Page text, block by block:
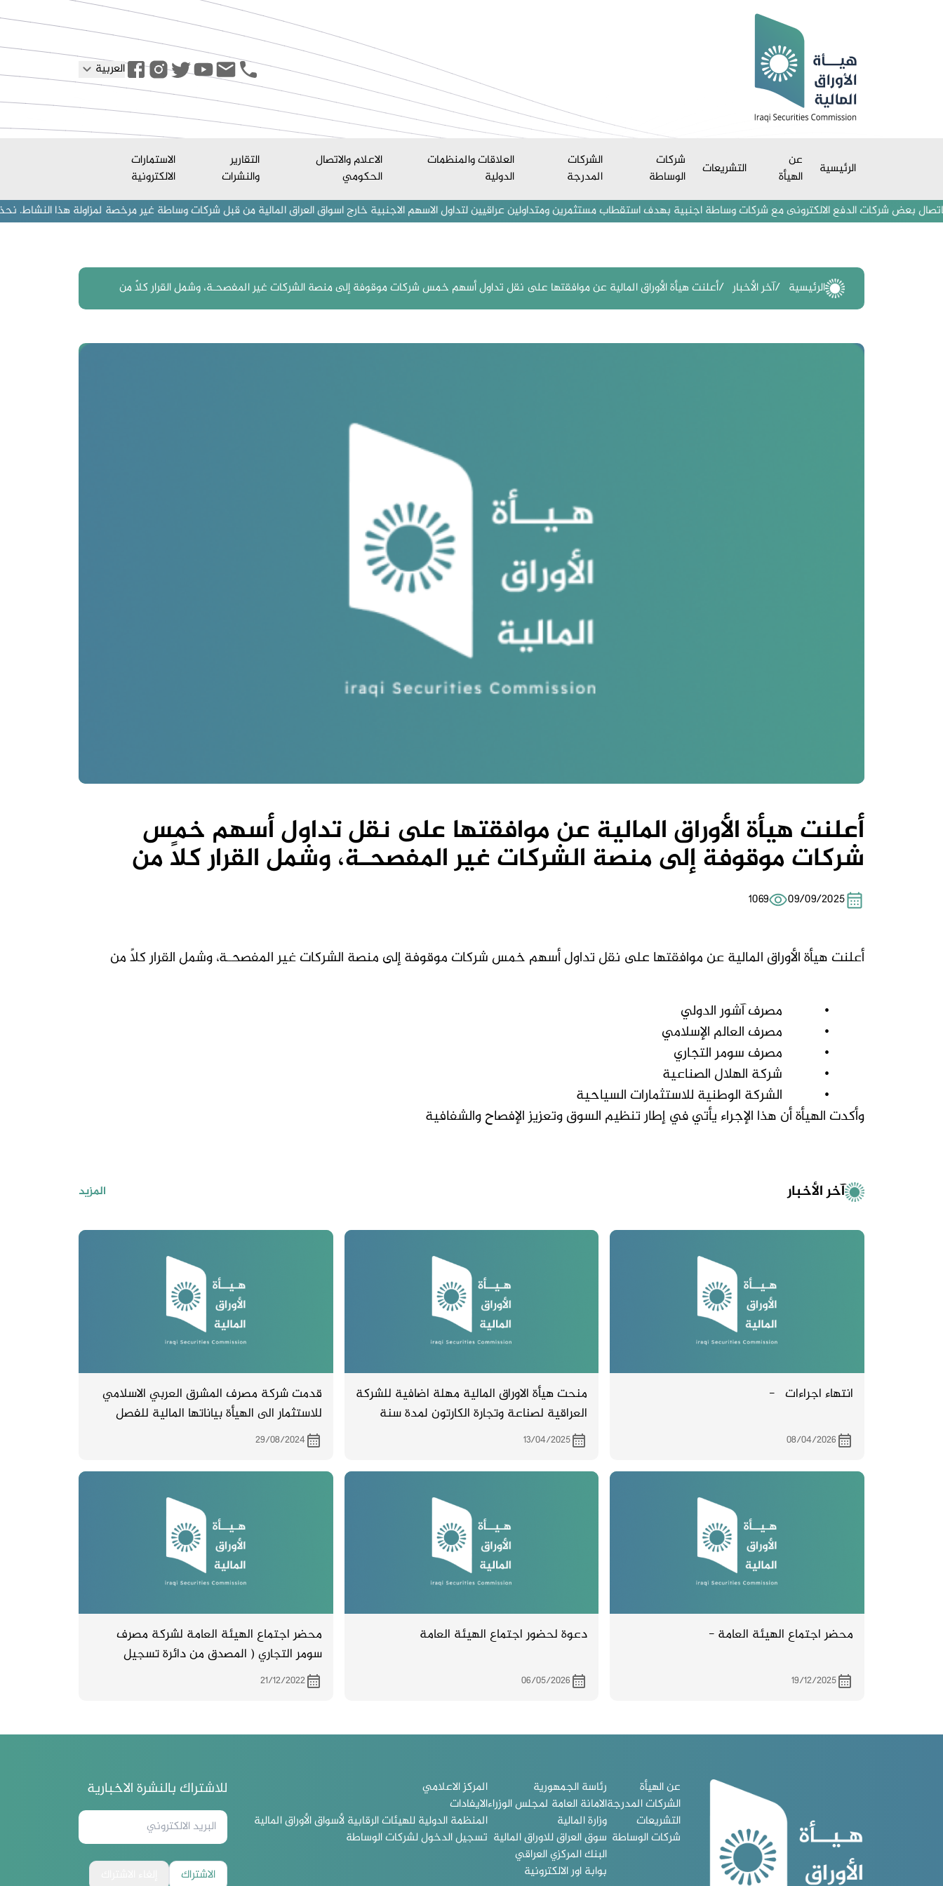
العربية
الرئيسية
عن
الهيأة
التشريعات
شركات
الوساطة
الشركات
المدرجة
العلاقات والمنظمات
الدولية
الاعلام والاتصال
الحكومي
التقارير
والنشرات
الاستمارات
الالكترونية
شركات الدفع الالكترونى مع شركات وساطة اجنبية بهدف استقطاب مستثمرين ومتداولين عراقيين لتداول الاسهم الاجنبية خارج اسواق العراق المالية من قبل شركات وساطة غير مرخصة لمزاولة هذا النشاط. نحذر
الرئيسية آخر الأخبار أعلنت هيأة الأوراق المالية عن موافقتها على نقل تداول أسهم خمس شركات موقوفة إلى منصة الشركات غير المفصحـة، وشمل القرار كلاً من
أعلنت هيأة الأوراق المالية عن موافقتها على نقل تداول أسهم خمس
شركات موقوفة إلى منصة الشركات غير المفصحـة، وشمل القرار كلاً من
09/09/2025
1069
أعلنت هيأة الأوراق المالية عن موافقتها على نقل تداول أسهم خمس شركات موقوفة إلى منصة الشركات غير المفصحـة، وشمل القرار كلاً من
• مصرف آشور الدولي
• مصرف العالم الإسلامي
• مصرف سومر التجاري
• شركة الهلال الصناعية
• الشركة الوطنية للاستثمارات السياحية
وأكدت الهيأة أن هذا الإجراء يأتي في إطار تنظيم السوق وتعزيز الإفصاح والشفافية
آخر الأخبار المزيد
انتهاء اجراءات -
08/04/2026
منحت هيأة الاوراق المالية مهلة اضافية للشركة
العراقية لصناعة وتجارة الكارتون لمدة سنة
املين الاستمرار بالمتابعة مع ديوان الرقابة
المالية لغرض استكمال اجراءات التدقيق واصدار
13/04/2025
قدمت شركة مصرف المشرق العربي الاسلامي
للاستثمار الى الهيأة بياناتها المالية للفصل
الثاني لسنة 2024 .
29/08/2024
محضر اجتماع الهيئة العامة -
19/12/2025
دعوة لحضور اجتماع الهيئة العامة
06/05/2026
محضر اجتماع الهيئة العامة لشركة مصرف
سومر التجاري ( المصدق من دائرة تسجيل
الشركات ) المنعقد بتاريخ 27/10/2022
21/12/2022
عن الهيأة
الشركات المدرجة
التشريعات
شركات الوساطة
رئاسة الجمهورية
الامانة العامة لمجلس الوزراء
وزارة المالية
سوق العراق للاوراق المالية
البنك المركزي العراقي
بوابة اور الالكترونية
المركز الاعلامي
الايفادات
المنظمة الدولية للهيئات الرقابية لأسواق الأوراق المالية
تسجيل الدخول لشركات الوساطة
للاشتراك بالنشرة الاخبارية
الاشتراك